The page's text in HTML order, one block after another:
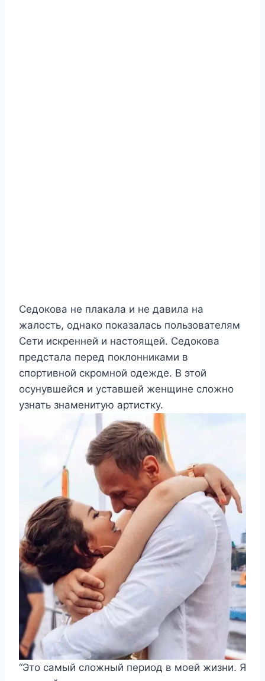
Седокова не плакала и не давила на
жалость, однако показалась пользователям
Сети искренней и настоящей. Седокова
предстала перед поклонниками в
спортивной скромной одежде. В этой
осунувшейся и уставшей женщине сложно
узнать знаменитую артистку.
“Это самый сложный период в моей жизни. Я